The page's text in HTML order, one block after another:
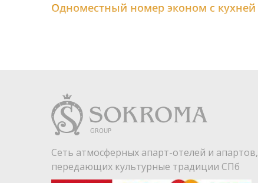
Одноместный номер эконом с кухней
Сеть атмосферных апарт-отелей и апартов,
передающих культурные традиции СПб